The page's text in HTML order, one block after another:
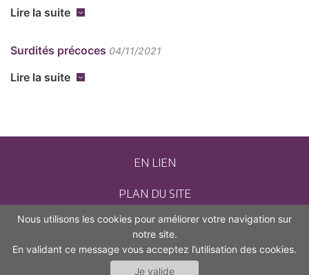
Lire la suite
Surdités précoces 04/11/2021
Lire la suite
EN LIEN
PLAN DU SITE
CONTACT
MENTIONS LÉGALES
Nous utilisons les cookies pour améliorer votre navigation sur
notre site.
En validant ce message vous acceptez l’utilisation des cookies.
Je valide